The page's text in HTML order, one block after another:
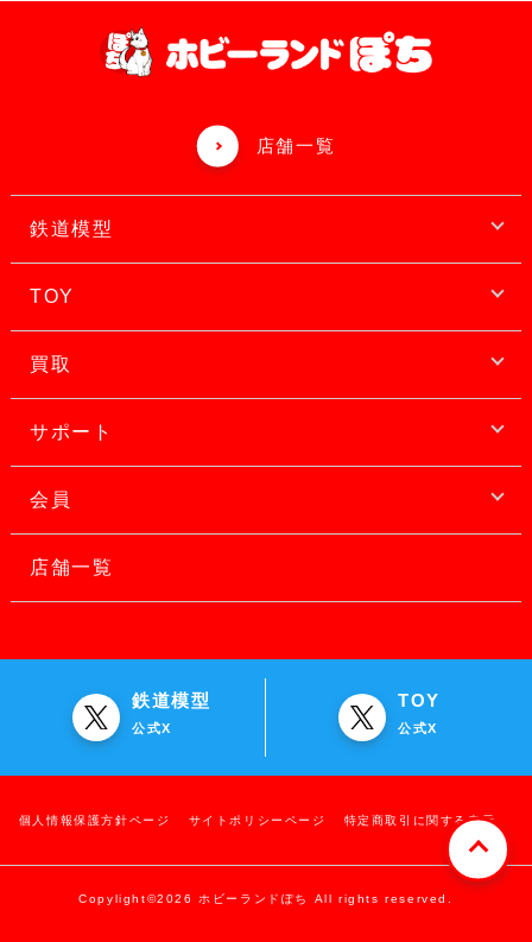
店舗一覧
鉄道模型
TOY
買取
サポート
会員
店舗一覧
鉄道模型
公式X
TOY
公式X
個人情報保護方針ページ サイトポリシーページ 特定商取引に関する表示
Copylight©2026 ホビーランドぽち All rights reserved.